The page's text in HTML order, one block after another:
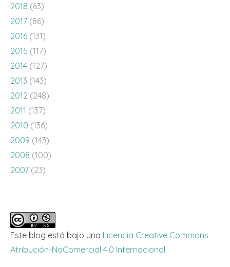
2018 (63)
2017 (86)
2016 (131)
2015 (117)
2014 (127)
2013 (143)
2012 (248)
2011 (137)
2010 (136)
2009 (143)
2008 (100)
2007 (23)
Este blog está bajo una Licencia Creative Commons
Atribución-NoComercial 4.0 Internacional.